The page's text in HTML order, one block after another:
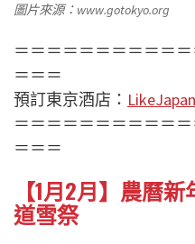
圖片來源：www.gotokyo.org
＝＝＝＝＝＝＝＝＝＝
＝＝＝
預訂東京酒店：
＝＝＝＝＝＝＝＝＝＝
＝＝＝
【1月2月】農曆
道雪祭